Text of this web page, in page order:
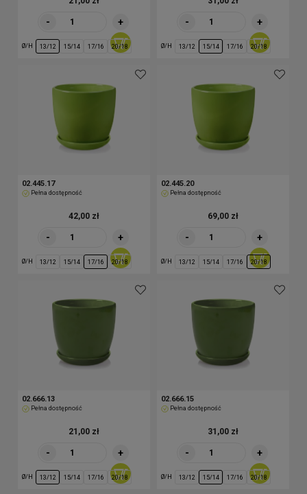
- +
Ø/H 13/12 15/14 17/16 20/18
- +
Ø/H 13/12 15/14 17/16 20/18
02.445.17
Pełna dostępność
42,00 zł
- +
Ø/H 13/12 15/14 17/16 20/18
02.445.20
Pełna dostępność
69,00 zł
- +
Ø/H 13/12 15/14 17/16 20/18
02.666.13
Pełna dostępność
21,00 zł
- +
Ø/H 13/12 15/14 17/16 20/18
02.666.15
Pełna dostępność
31,00 zł
- +
Ø/H 13/12 15/14 17/16 20/18